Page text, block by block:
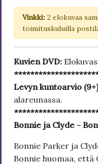
Vinkki: 2 elokuvaa
toimituskuluilla
Kuvien DVD:
Levyn kuntoarvio
alareunassa.
Bonnie ja Clyde -
Bonnie Parker ja
Bonnie huomaa, että